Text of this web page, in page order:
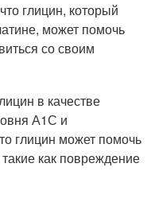
глицин, который
может помочь
со своим
в качестве
А1С и
глицин может помочь
как повреждение